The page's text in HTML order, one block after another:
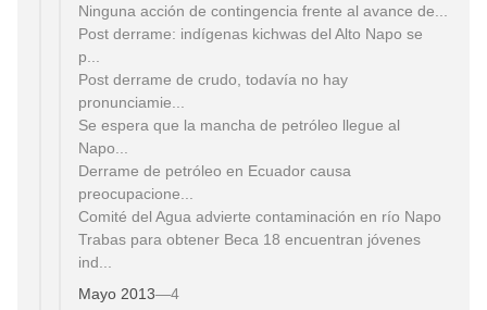
Ninguna acción de contingencia frente al avance de...
Post derrame: indígenas kichwas del Alto Napo se
p...
Post derrame de crudo, todavía no hay
pronunciamie...
Se espera que la mancha de petróleo llegue al
Napo...
Derrame de petróleo en Ecuador causa
preocupacione...
Comité del Agua advierte contaminación en río Napo
Trabas para obtener Beca 18 encuentran jóvenes
ind...
Mayo 2013—4